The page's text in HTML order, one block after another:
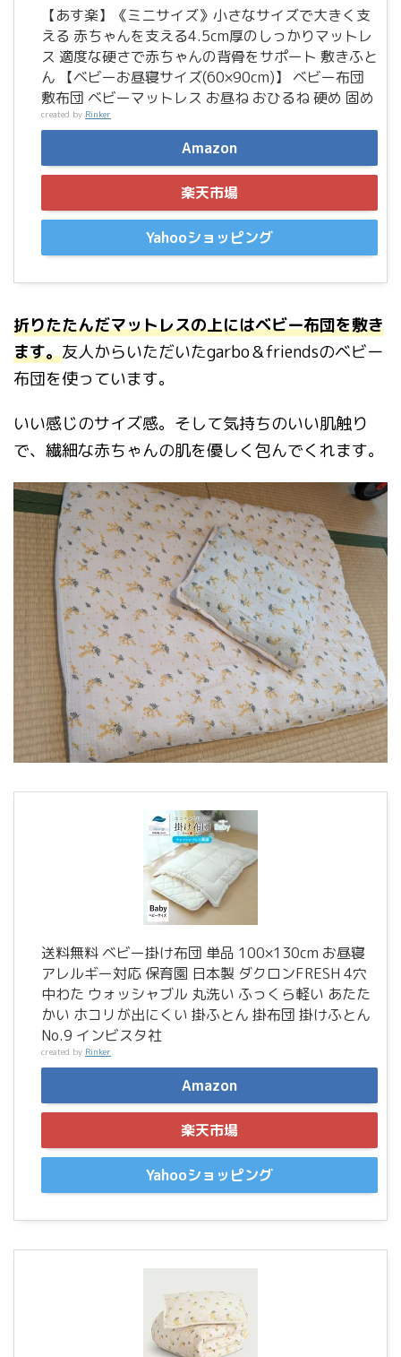
【あす楽】《ミニサイズ》小さなサイズで大きく支
える 赤ちゃんを支える4.5cm厚のしっかりマットレ
ス 適度な硬さで赤ちゃんの背骨をサポート 敷きふと
ん 【ベビーお昼寝サイズ(60×90cm)】 ベビー布団
敷布団 ベビーマットレス お昼ね おひるね 硬め 固め
created by Rinker
Amazon
楽天市場
Yahooショッピング
折りたたんだマットレスの上にはベビー布団を敷き
ます。友人からいただいたgarbo＆friendsのベビー
布団を使っています。
いい感じのサイズ感。そして気持ちのいい肌触り
で、繊細な赤ちゃんの肌を優しく包んでくれます。
送料無料 ベビー掛け布団 単品 100×130cm お昼寝
アレルギー対応 保育園 日本製 ダクロンFRESH 4穴
中わた ウォッシャブル 丸洗い ふっくら軽い あたた
かい ホコリが出にくい 掛ふとん 掛布団 掛けふとん
No.9 インビスタ社
created by Rinker
Amazon
楽天市場
Yahooショッピング